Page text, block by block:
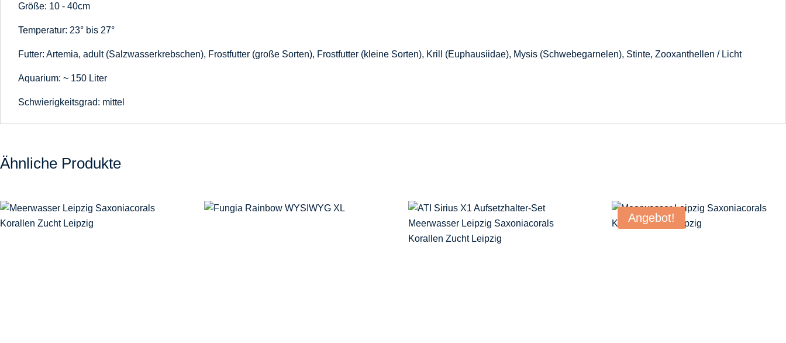
Größe: 10 - 40cm
Temperatur: 23° bis 27°
Futter: Artemia, adult (Salzwasserkrebschen), Frostfutter (große Sorten), Frostfutter (kleine Sorten), Krill (Euphausiidae), Mysis (Schwebegarnelen), Stinte, Zooxanthellen / Licht
Aquarium: ~ 150 Liter
Schwierigkeitsgrad: mittel
Ähnliche Produkte
Angebot!